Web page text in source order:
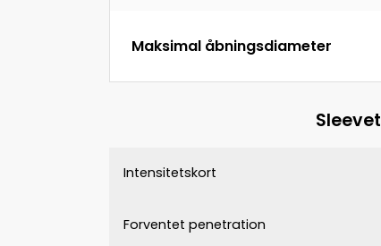
Maksimal åbningsdiameter
Sleevet
Intensitetskort
Forventet penetration